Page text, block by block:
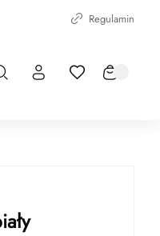
Regulamin